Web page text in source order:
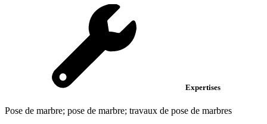
Expertises
Pose de marbre; pose de marbre; travaux de pose de marbres